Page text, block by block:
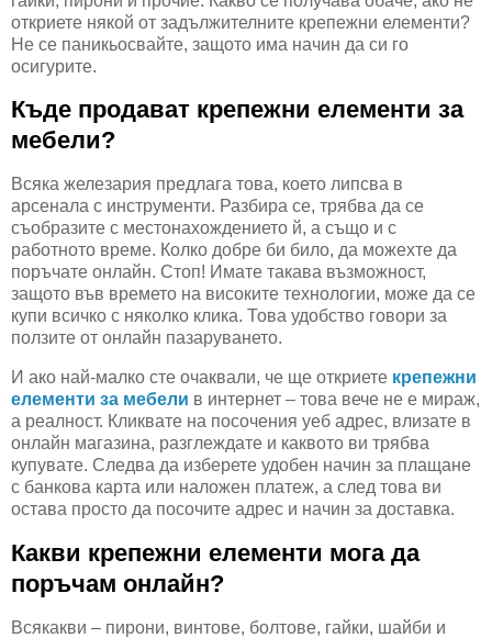
откриете някой от задължителните крепежни елементи?
Не се паникьосвайте, защото има начин да си го
осигурите.
Къде продават крепежни елементи за
мебели?
Всяка железария предлага това, което липсва в
арсенала с инструменти. Разбира се, трябва да се
съобразите с местонахождението й, а също и с
работното време. Колко добре би било, да можехте да
поръчате онлайн. Стоп! Имате такава възможност,
защото във времето на високите технологии, може да се
купи всичко с няколко клика. Това удобство говори за
ползите от онлайн пазаруването.
И ако най-малко сте очаквали, че ще откриете крепежни
елементи за мебели в интернет – това вече не е мираж,
а реалност. Кликвате на посочения уеб адрес, влизате в
онлайн магазина, разглеждате и каквото ви трябва
купувате. Следва да изберете удобен начин за плащане
с банкова карта или наложен платеж, а след това ви
остава просто да посочите адрес и начин за доставка.
Какви крепежни елементи мога да
поръчам онлайн?
Всякакви – пирони, винтове, болтове, гайки, шайби и